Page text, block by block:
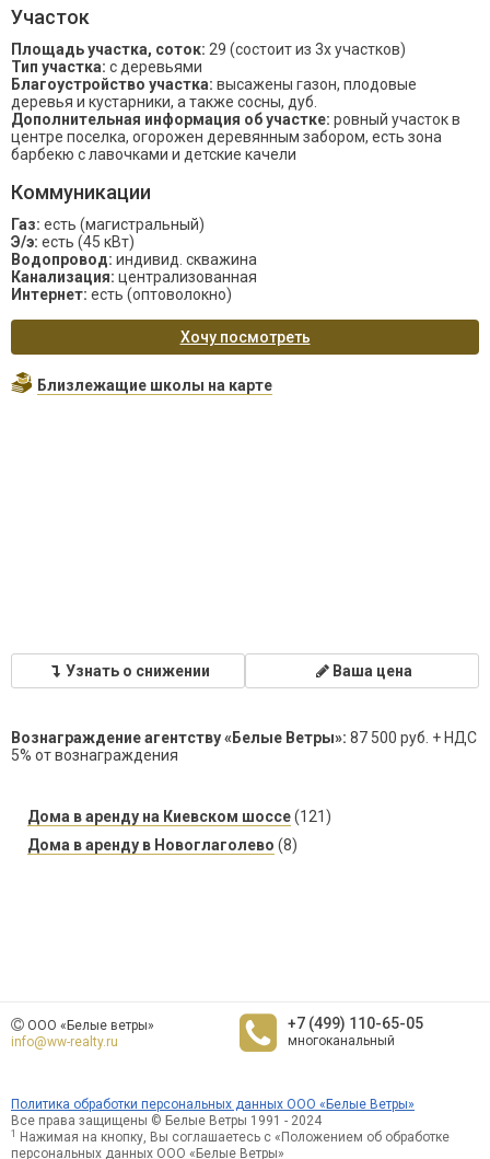
Участок
Площадь участка, соток: 29 (состоит из 3х участков)
Тип участка: с деревьями
Благоустройство участка: высажены газон, плодовые
деревья и кустарники, а также сосны, дуб.
Дополнительная информация об участке: ровный участок в
центре поселка, огорожен деревянным забором, есть зона
барбекю с лавочками и детские качели
Коммуникации
Газ: есть (магистральный)
Э/э: есть (45 кВт)
Водопровод: индивид. скважина
Канализация: централизованная
Интернет: есть (оптоволокно)
Хочу посмотреть
Близлежащие школы на карте
Узнать о снижении Ваша цена
Вознаграждение агентству «Белые Ветры»: 87 500 руб. + НДС
5% от вознаграждения
Дома в аренду на Киевском шоссе(121)
Дома в аренду в Новоглаголево (8)
ООО «Белые ветры»
info@ww-realty.ru
+7 (499) 110-65-05
многоканальный
Политика обработки персональных данных ООО «Белые Ветры»
Все права защищены © Белые Ветры 1991 - 2024
1
Нажимая на кнопку, Вы соглашаетесь с «Положением об обработке
персональных данных ООО «Белые Ветры»